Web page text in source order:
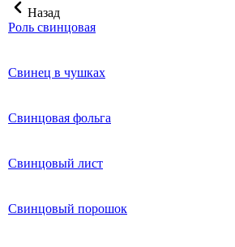
Назад
Роль свинцовая
Свинец в чушках
Свинцовая фольга
Свинцовый лист
Свинцовый порошок